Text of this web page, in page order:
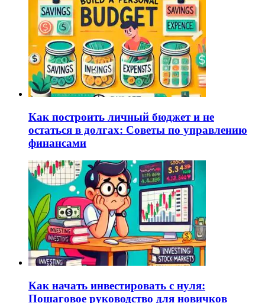
Как построить личный бюджет и не
остаться в долгах: Советы по управлению
финансами
Как начать инвестировать с нуля:
Пошаговое руководство для новичков